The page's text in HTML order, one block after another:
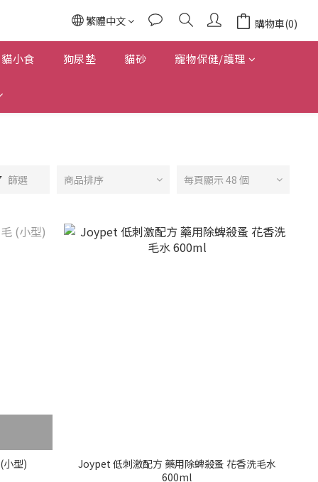
繁體中文 購物車(0)
貓小食 狗尿墊 貓砂 寵物保健/護理
篩選 商品排序 每頁顯示 48 個
小型)
Joypet 低刺激配方 藥用除蜱殺蚤 花香洗毛水
600ml